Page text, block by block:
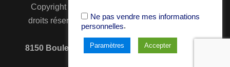
Copyright © 2016-2021 -
droits réservés |À propos|Contact|Politique
8150 Boulevard Métropolitain Est, Bureau 250,
Ne pas vendre mes informations
personnelles.
Paramètres Accepter